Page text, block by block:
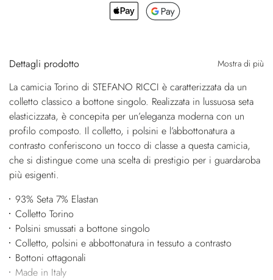
Dettagli prodotto Mostra di più
La camicia Torino di STEFANO RICCI è caratterizzata da un
colletto classico a bottone singolo. Realizzata in lussuosa seta
elasticizzata, è concepita per un’eleganza moderna con un
profilo composto. Il colletto, i polsini e l’abbottonatura a
contrasto conferiscono un tocco di classe a questa camicia,
che si distingue come una scelta di prestigio per i guardaroba
più esigenti.
93% Seta 7% Elastan
Colletto Torino
Polsini smussati a bottone singolo
Colletto, polsini e abbottonatura in tessuto a contrasto
Bottoni ottagonali
Made in Italy